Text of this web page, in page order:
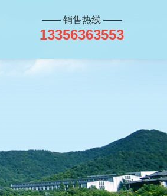
—— 销售热线 ——
13356363553